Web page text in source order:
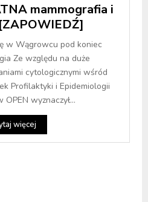
mammografia i
w Wągrowcu pod koniec
Ze względu na duże
cytologicznymi wśród
Profilaktyki i Epidemiologii
wyznaczył...
więcej